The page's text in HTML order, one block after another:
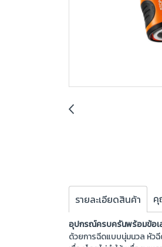
รายละเอียดสินค้า
อุปกรณ์ครบครันพร้อมข้อเ
ด้วยการฉีดแบบนุ่มนวล หัวฉี